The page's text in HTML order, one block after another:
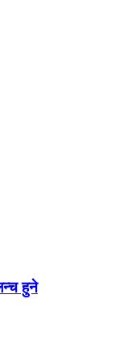
हुने